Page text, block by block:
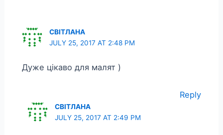
СВІТЛАНА
JULY 25, 2017 AT 2:48 PM
Дуже цікаво для малят )
Reply
СВІТЛАНА
JULY 25, 2017 AT 2:49 PM